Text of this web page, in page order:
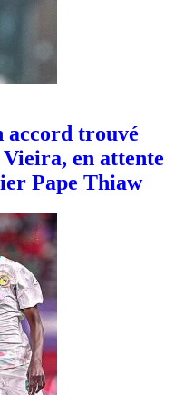
accord trouvé
en attente
Pape Thiaw